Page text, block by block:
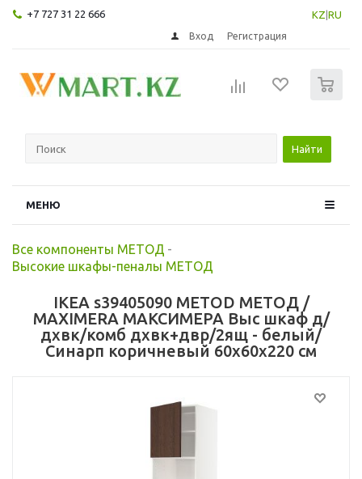
+7 727 31 22 666 KZ RU
Вход Регистрация
Найти
МЕНЮ
Все компоненты МЕТОД -
Высокие шкафы-пеналы МЕТОД
IKEA s39405090 METOD МЕТОД /
MAXIMERA МАКСИМЕРА Выс шкаф д/
дхвк/комб дхвк+двр/2ящ - белый/
Синарп коричневый 60x60x220 см